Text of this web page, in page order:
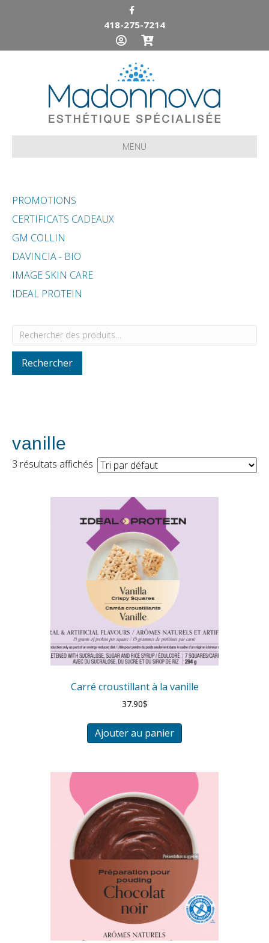
Facebook
418-275-7214
MENU
vanille
3 résultats affichés
Carré croustillant à la vanille
37.90$
Ajouter au panier
PROMOTIONS
CERTIFICATS CADEAUX
GM COLLIN
DAVINCIA - BIO
IMAGE SKIN CARE
IDEAL PROTEIN
Rechercher :
Rechercher